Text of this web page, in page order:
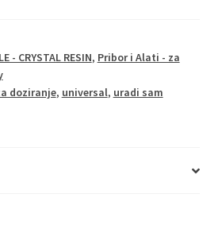
- CRYSTAL RESIN, Pribor i Alati - za
doziranje, universal, uradi sam